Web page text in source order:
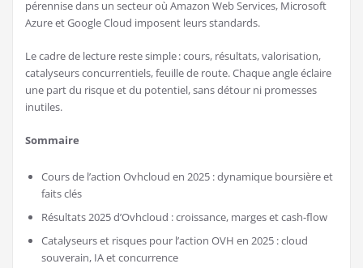
pérennise dans un secteur où Amazon Web Services, Microsoft
Azure et Google Cloud imposent leurs standards.
Le cadre de lecture reste simple : cours, résultats, valorisation,
catalyseurs concurrentiels, feuille de route. Chaque angle éclaire
une part du risque et du potentiel, sans détour ni promesses
inutiles.
Sommaire
Cours de l’action Ovhcloud en 2025 : dynamique boursière et
faits clés
Résultats 2025 d’Ovhcloud : croissance, marges et cash-flow
Catalyseurs et risques pour l’action OVH en 2025 : cloud
souverain, IA et concurrence